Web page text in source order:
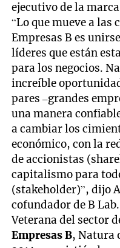
ejecutivo de la
“Lo que mueve a las
Empresas B es
líderes que están
para los negocios.
increíble
pares –grandes
una manera
a cambiar los
económico, con la
de accionistas
capitalismo para
(stakeholder)”, dijo
cofundador de B Lab.
Veterana del sector
Empresas B, Natura